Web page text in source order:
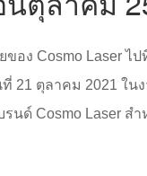
อง Cosmo Laser ไป
ที่ 21 ตุลาคม 2021 ใน
รนด์ Cosmo Laser ส